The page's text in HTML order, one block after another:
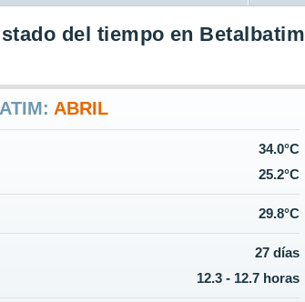
del tiempo en Betalbatim
ABRIL
34.0°C
25.2°C
29.8°C
27 días
12.3 - 12.7 horas